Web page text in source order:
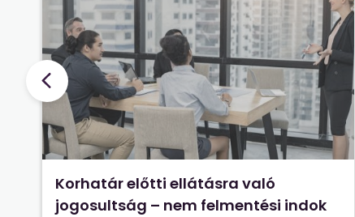
Korhatár előtti ellátásra való
jogosultság – nem felmentési indok